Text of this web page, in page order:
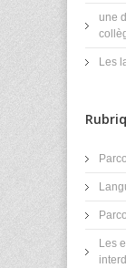
une
Les
Les